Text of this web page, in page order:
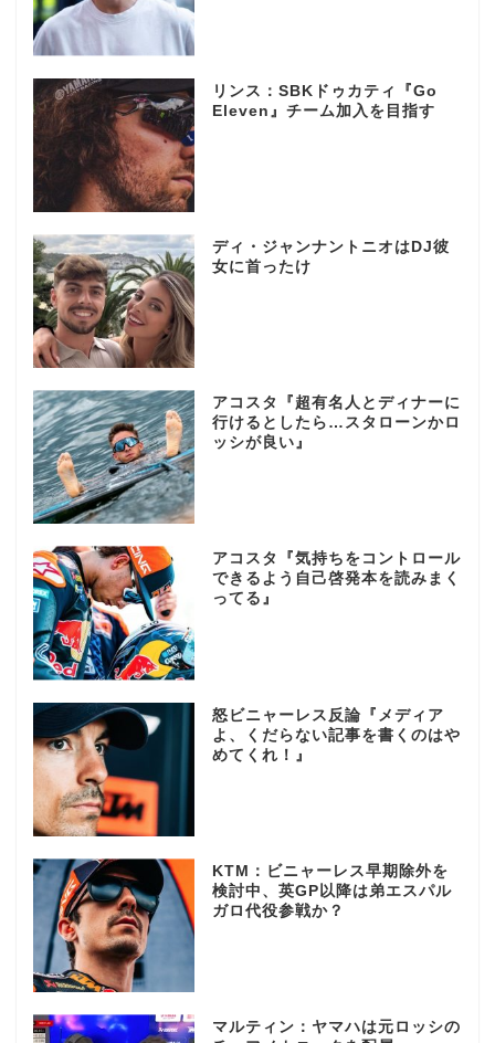
リンス：SBKドゥカティ『Go
Eleven』チーム加入を目指す
ディ・ジャンナントニオはDJ彼
女に首ったけ
アコスタ『超有名人とディナーに
行けるとしたら…スタローンかロ
ッシが良い』
アコスタ『気持ちをコントロール
できるよう自己啓発本を読みまく
ってる』
怒ビニャーレス反論『メディア
よ、くだらない記事を書くのはや
めてくれ！』
KTM：ビニャーレス早期除外を
検討中、英GP以降は弟エスパル
ガロ代役参戦か？
マルティン：ヤマハは元ロッシの